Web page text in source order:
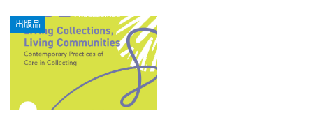
出版品